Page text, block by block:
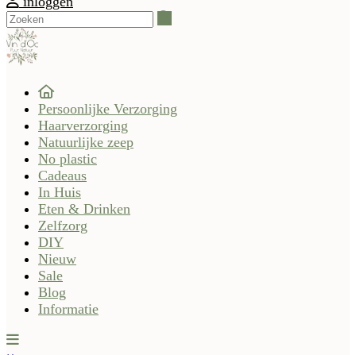
Persoonlijke Verzorging
Haarverzorging
Natuurlijke zeep
No plastic
Cadeaus
In Huis
Eten & Drinken
Zelfzorg
DIY
Nieuw
Sale
Blog
Informatie